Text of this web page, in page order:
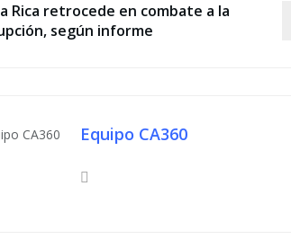
Rica retrocede en combate a la
según informe
Equipo CA360